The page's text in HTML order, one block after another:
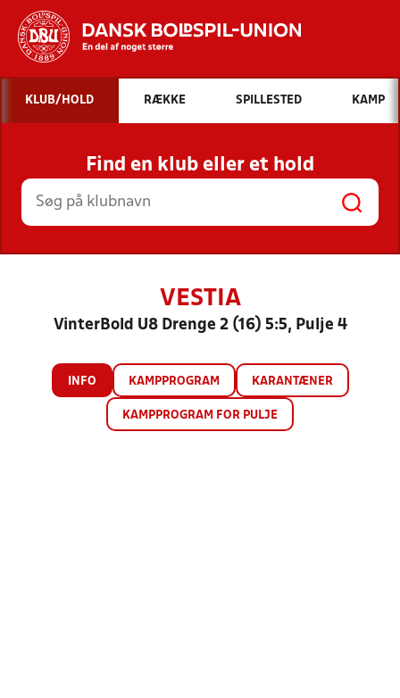
Hvad vil du søge efter?
INDHOLD OG NYHEDER
STILLINGER, RESULTATER, KLUBBER OG
HOLD
KLUB/HOLD RÆKKE SPILLESTED KAMP
Find en klub eller et hold
VESTIA
VinterBold U8 Drenge 2 (16) 5:5, Pulje 4
INFO KAMPPROGRAM KARANTÆNER
KAMPPROGRAM FOR PULJE